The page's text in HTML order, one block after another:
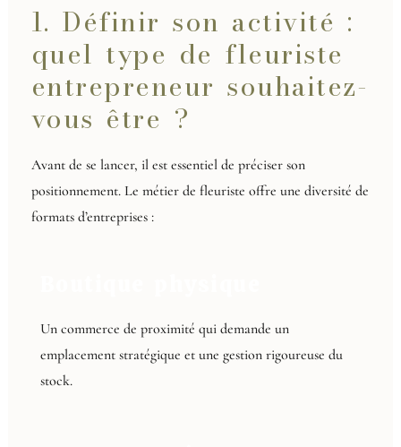
1. Définir son activité :
quel type de fleuriste
entrepreneur souhaitez-
vous être ?
Avant de se lancer, il est essentiel de préciser son
positionnement. Le métier de fleuriste offre une diversité de
formats d’entreprises :
Un commerce de proximité qui demande un
emplacement stratégique et une gestion rigoureuse du
stock.